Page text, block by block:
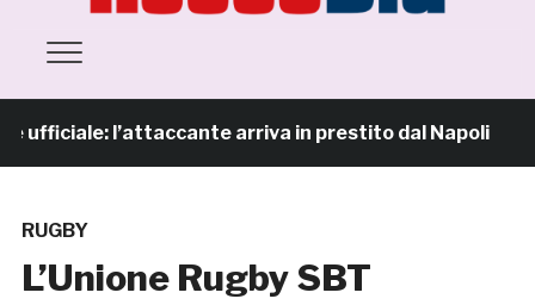
l’attaccante arriva in prestito dal Napoli
RUGBY
L’Unione Rugby SBT